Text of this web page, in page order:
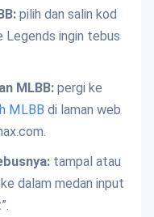
pilih dan salin kod
Legends ingin tebus
MLBB:pergi ke
MLBB di laman web
tampal atau
dalam medan input